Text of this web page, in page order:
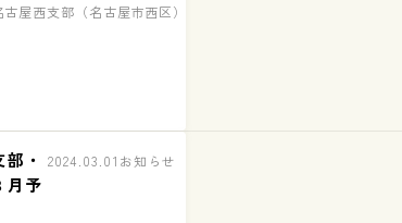
古屋西支部（名古屋市西区）練習の様子
・
月予
2024.03.01 お知らせ